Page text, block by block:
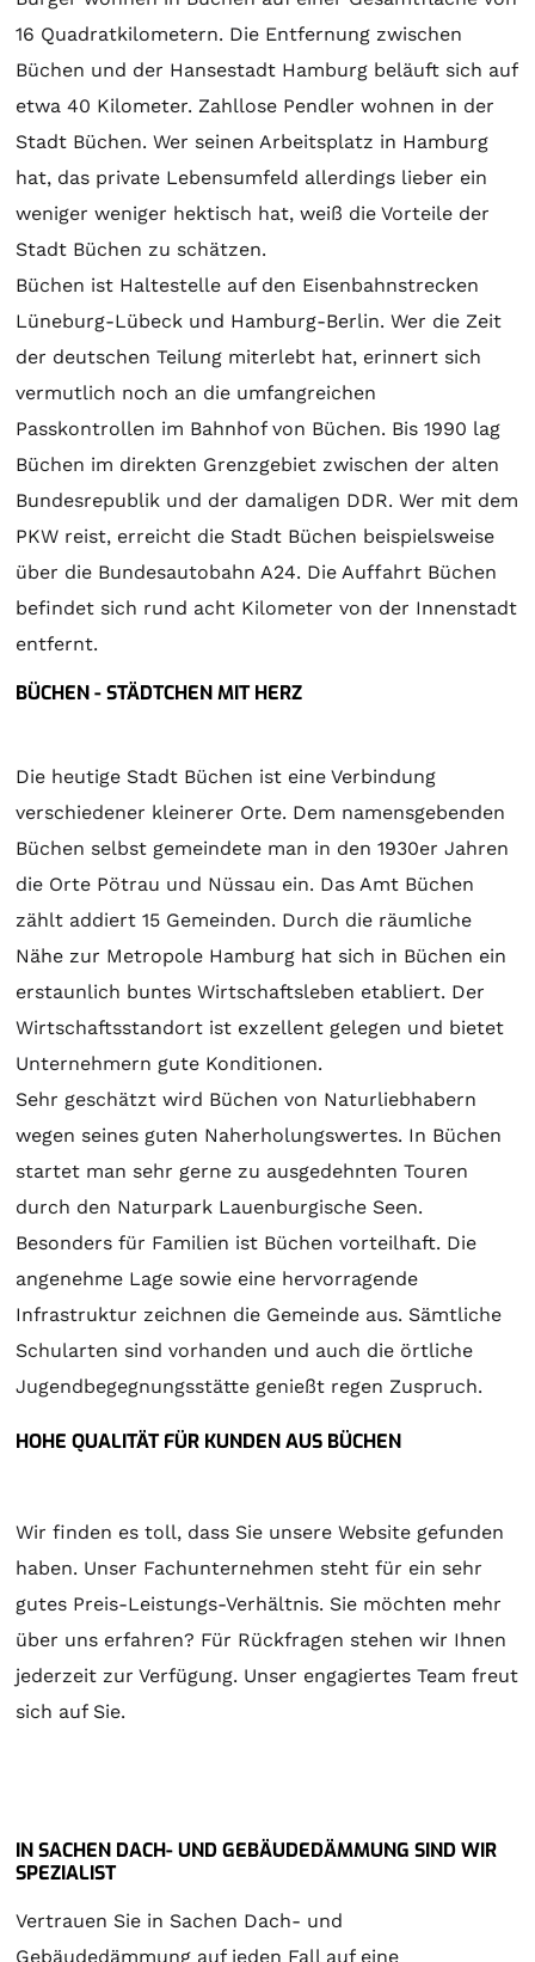
16 Quadratkilometern. Die Entfernung zwischen
Büchen und der Hansestadt Hamburg beläuft sich auf
etwa 40 Kilometer. Zahllose Pendler wohnen in der
Stadt Büchen. Wer seinen Arbeitsplatz in Hamburg
hat, das private Lebensumfeld allerdings lieber ein
weniger weniger hektisch hat, weiß die Vorteile der
Stadt Büchen zu schätzen.
Büchen ist Haltestelle auf den Eisenbahnstrecken
Lüneburg-Lübeck und Hamburg-Berlin. Wer die Zeit
der deutschen Teilung miterlebt hat, erinnert sich
vermutlich noch an die umfangreichen
Passkontrollen im Bahnhof von Büchen. Bis 1990 lag
Büchen im direkten Grenzgebiet zwischen der alten
Bundesrepublik und der damaligen DDR. Wer mit dem
PKW reist, erreicht die Stadt Büchen beispielsweise
über die Bundesautobahn A24. Die Auffahrt Büchen
befindet sich rund acht Kilometer von der Innenstadt
entfernt.
BÜCHEN - STÄDTCHEN MIT HERZ
Die heutige Stadt Büchen ist eine Verbindung
verschiedener kleinerer Orte. Dem namensgebenden
Büchen selbst gemeindete man in den 1930er Jahren
die Orte Pötrau und Nüssau ein. Das Amt Büchen
zählt addiert 15 Gemeinden. Durch die räumliche
Nähe zur Metropole Hamburg hat sich in Büchen ein
erstaunlich buntes Wirtschaftsleben etabliert. Der
Wirtschaftsstandort ist exzellent gelegen und bietet
Unternehmern gute Konditionen.
Sehr geschätzt wird Büchen von Naturliebhabern
wegen seines guten Naherholungswertes. In Büchen
startet man sehr gerne zu ausgedehnten Touren
durch den Naturpark Lauenburgische Seen.
Besonders für Familien ist Büchen vorteilhaft. Die
angenehme Lage sowie eine hervorragende
Infrastruktur zeichnen die Gemeinde aus. Sämtliche
Schularten sind vorhanden und auch die örtliche
Jugendbegegnungsstätte genießt regen Zuspruch.
HOHE QUALITÄT FÜR KUNDEN AUS BÜCHEN
Wir finden es toll, dass Sie unsere Website gefunden
haben. Unser Fachunternehmen steht für ein sehr
gutes Preis-Leistungs-Verhältnis. Sie möchten mehr
über uns erfahren? Für Rückfragen stehen wir Ihnen
jederzeit zur Verfügung. Unser engagiertes Team freut
sich auf Sie.
IN SACHEN DACH- UND GEBÄUDEDÄMMUNG SIND WIR
SPEZIALIST
Vertrauen Sie in Sachen Dach- und
Gebäudedämmung auf jeden Fall auf eine